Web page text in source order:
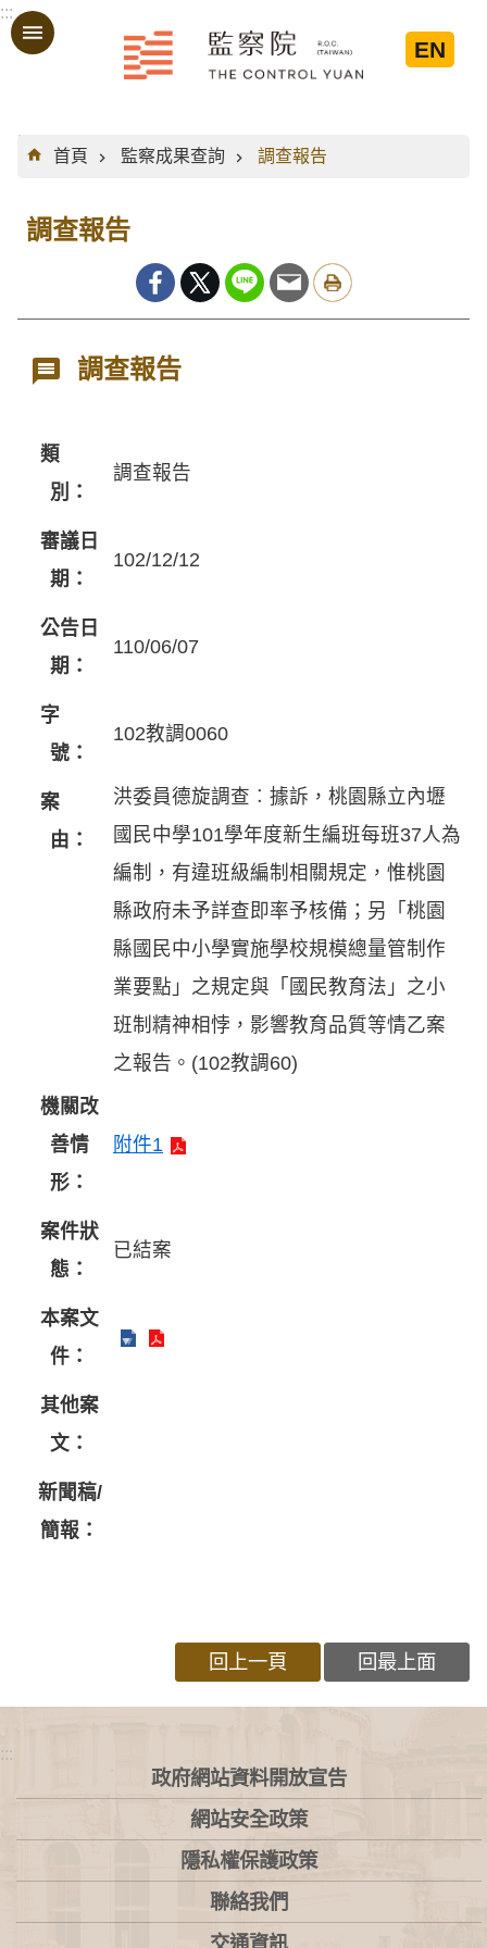
跳到主要內容區塊
:::
EN
:::
首頁
監察成果查詢 調查報告
調查報告
調查報告
類
別：
調查報告
審議日
期：
102/12/12
公告日
期：
110/06/07
字
號：
102教調0060
案
由：
洪委員德旋調查︰據訴，桃園縣立內壢
國民中學101學年度新生編班每班37人為
編制，有違班級編制相關規定，惟桃園
縣政府未予詳查即率予核備；另「桃園
縣國民中小學實施學校規模總量管制作
業要點」之規定與「國民教育法」之小
班制精神相悖，影響教育品質等情乙案
之報告。(102教調60)
機關改
善情
形：
附件1
案件狀
態：
已結案
本案文
件：
其他案
文：
新聞稿/
簡報：
回上一頁 回最上面
:::
政府網站資料開放宣告
網站安全政策
隱私權保護政策
聯絡我們
交通資訊